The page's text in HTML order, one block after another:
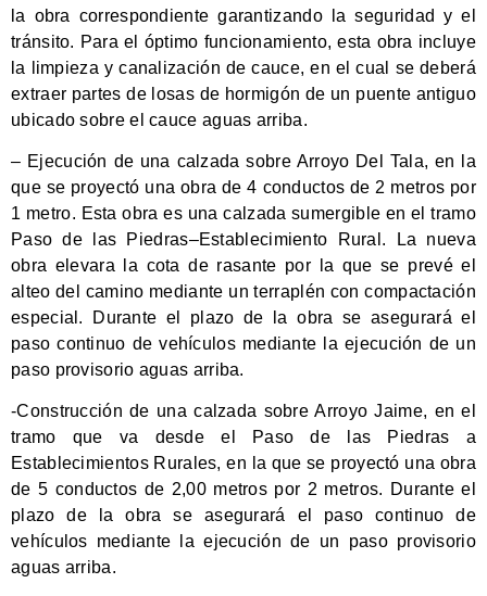
la obra correspondiente garantizando la seguridad y el
tránsito. Para el óptimo funcionamiento, esta obra incluye
la limpieza y canalización de cauce, en el cual se deberá
extraer partes de losas de hormigón de un puente antiguo
ubicado sobre el cauce aguas arriba.
– Ejecución de una calzada sobre Arroyo Del Tala, en la
que se proyectó una obra de 4 conductos de 2 metros por
1 metro. Esta obra es una calzada sumergible en el tramo
Paso de las Piedras–Establecimiento Rural. La nueva
obra elevara la cota de rasante por la que se prevé el
alteo del camino mediante un terraplén con compactación
especial. Durante el plazo de la obra se asegurará el
paso continuo de vehículos mediante la ejecución de un
paso provisorio aguas arriba.
-Construcción de una calzada sobre Arroyo Jaime, en el
tramo que va desde el Paso de las Piedras a
Establecimientos Rurales, en la que se proyectó una obra
de 5 conductos de 2,00 metros por 2 metros. Durante el
plazo de la obra se asegurará el paso continuo de
vehículos mediante la ejecución de un paso provisorio
aguas arriba.